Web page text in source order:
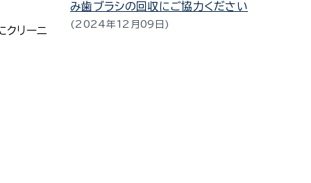
リーニ
み歯ブラシの回収にご協力ください
2024年12月09日